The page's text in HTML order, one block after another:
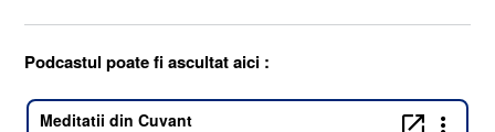
Podcastul poate fi ascultat aici :